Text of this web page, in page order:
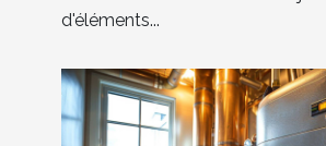
d'éléments...